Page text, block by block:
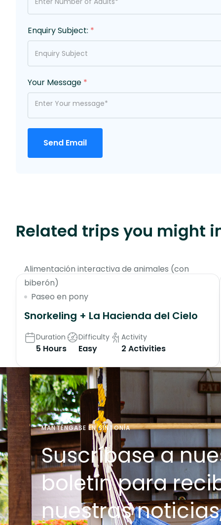
Enquiry Subject: *
Your Message *
Send Email
Related trips you might
$85
Alimentación interactiva de animales (con
biberón)
Paseo en pony
Snorkeling + La Hacienda del Cielo
Duration
5 Hours
Difficulty
Easy
Activity
2 Activities
MANTÉNGASE EN SINTONÍA
Suscríbase a
boletín para
nuestras